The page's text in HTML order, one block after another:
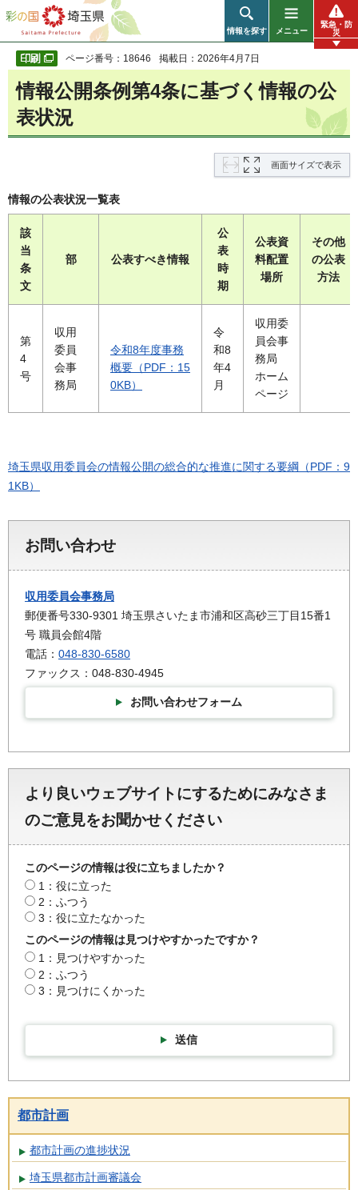
彩の国 埼玉県
情報を探す メニュー
緊急・防
災
ページ番号：18646 掲載日：2026年4月7日
情報公開条例第4条に基づく情報の公
表状況
画面サイズで表示
情報の公表状況一覧表
該
当
条
文
部 公表すべき情報
公
表
時
期
公表資
料配置
場所
その他
の公表
方法
第
4
号
収用
委員
会事
務局
令和8年度事務
概要（PDF：15
0KB）
令
和8
年4
月
収用委
員会事
務局
ホーム
ページ
埼玉県収用委員会の情報公開の総合的な推進に関する要綱（PDF：9
1KB）
お問い合わせ
収用委員会事務局
郵便番号330-9301 埼玉県さいたま市浦和区高砂三丁目15番1
号 職員会館4階
電話： 048-830-6580
ファックス：048-830-4945
お問い合わせフォーム
より良いウェブサイトにするためにみなさま
のご意見をお聞かせください
このページの情報は役に立ちましたか？
1：役に立った
2：ふつう
3：役に立たなかった
このページの情報は見つけやすかったですか？
1：見つけやすかった
2：ふつう
3：見つけにくかった
送信
都市計画
都市計画の進捗状況
埼玉県都市計画審議会